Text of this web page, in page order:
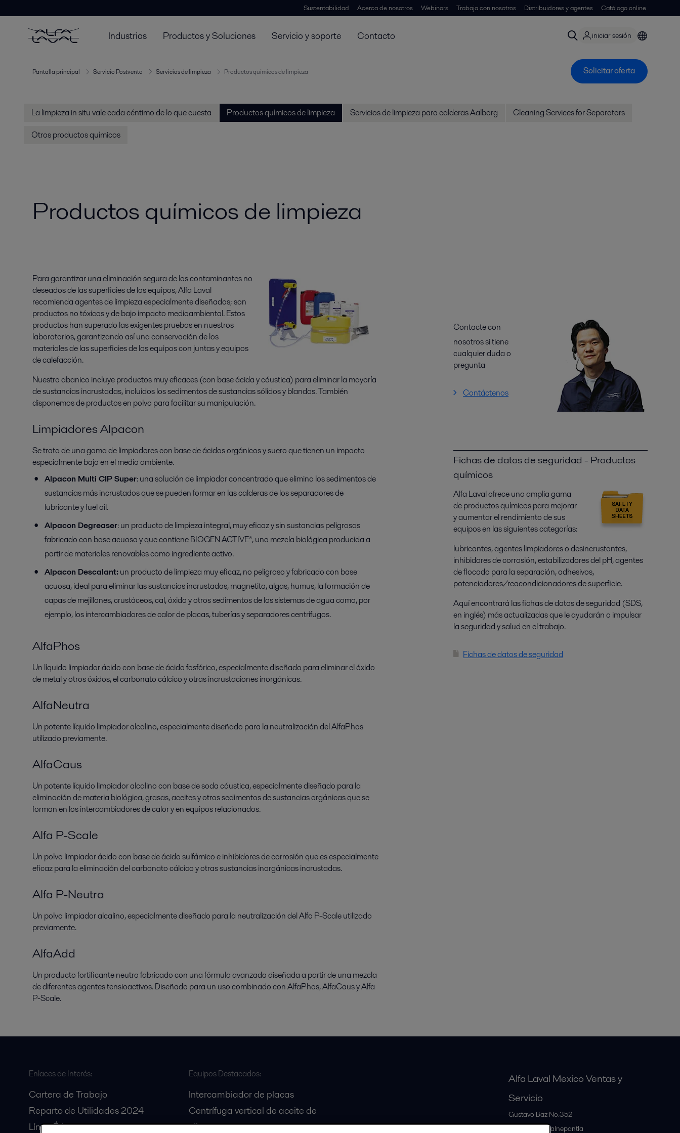
Sustentabilidad Acerca de nosotros Webinars Trabaja con nosotros Distribuidores y agentes Catálogo online
Industrias Productos y Soluciones Servicio y soporte Contacto iniciar sesión
Pantalla principal Servicio Postventa Servicios de limpieza Productos químicos de limpieza Solicitar oferta
La limpieza in situ vale cada céntimo de lo que cuesta Productos químicos de limpieza Servicios de limpieza para calderas Aalborg
Cleaning Services for Separators
Otros productos químicos
Productos químicos de limpieza
Para garantizar una eliminación segura de los contaminantes no
deseados de las superficies de los equipos, Alfa Laval
recomienda agentes de limpieza especialmente diseñados; son
productos no tóxicos y de bajo impacto medioambiental. Estos
productos han superado las exigentes pruebas en nuestros
laboratorios, garantizando así una conservación de los
materiales de las superficies de los equipos con juntas y equipos
de calefacción.
Nuestro abanico incluye productos muy eficaces (con base ácida y cáustica) para eliminar la mayoría
de sustancias incrustadas, incluidos los sedimentos de sustancias sólidos y blandos. También
disponemos de productos en polvo para facilitar su manipulación.
Limpiadores Alpacon
Se trata de una gama de limpiadores con base de ácidos orgánicos y suero que tienen un impacto
especialmente bajo en el medio ambiente.
Alpacon Multi CIP Super: una solución de limpiador concentrado que elimina los sedimentos de
sustancias más incrustados que se pueden formar en las calderas de los separadores de
lubricante y fuel oil.
Alpacon Degreaser:un producto de limpieza integral, muy eficaz y sin sustancias peligrosas
fabricado con base acuosa y que contiene BIOGEN ACTIVE®, una mezcla biológica producida a
partir de materiales renovables como ingrediente activo.
Alpacon Descalant:un producto de limpieza muy eficaz, no peligroso y fabricado con base
acuosa, ideal para eliminar las sustancias incrustadas, magnetita, algas, humus, la formación de
capas de mejillones, crustáceos, cal, óxido y otros sedimentos de los sistemas de agua como, por
ejemplo, los intercambiadores de calor de placas, tuberías y separadores centrífugos.
AlfaPhos
Un líquido limpiador ácido con base de ácido fosfórico, especialmente diseñado para eliminar el óxido
de metal y otros óxidos, el carbonato cálcico y otras incrustaciones inorgánicas.
AlfaNeutra
Un potente líquido limpiador alcalino, especialmente diseñado para la neutralización del AlfaPhos
utilizado previamente.
AlfaCaus
Un potente líquido limpiador alcalino con base de soda cáustica, especialmente diseñado para la
eliminación de materia biológica, grasas, aceites y otros sedimentos de sustancias orgánicas que se
forman en los intercambiadores de calor y en equipos relacionados.
Alfa P-Scale
Un polvo limpiador ácido con base de ácido sulfámico e inhibidores de corrosión que es especialmente
eficaz para la eliminación del carbonato cálcico y otras sustancias inorgánicas incrustadas.
Alfa P-Neutra
Un polvo limpiador alcalino, especialmente diseñado para la neutralización del Alfa P-Scale utilizado
previamente.
AlfaAdd
Un producto fortificante neutro fabricado con una fórmula avanzada diseñada a partir de una mezcla
de diferentes agentes tensioactivos. Diseñado para un uso combinado con AlfaPhos, AlfaCaus y Alfa
P-Scale.
Contacte con
nosotros si tiene
cualquier duda o
pregunta
Contáctenos
Fichas de datos de seguridad - Productos
químicos
Alfa Laval ofrece una amplia gama
de productos químicos para mejorar
y aumentar el rendimiento de sus
equipos en las siguientes categorías:
lubricantes, agentes limpiadores o desincrustantes,
inhibidores de corrosión, estabilizadores del pH, agentes
de flocado para la separación, adhesivos,
potenciadores/reacondicionadores de superficie.
Aquí encontrará las fichas de datos de seguridad (SDS,
en inglés) más actualizadas que le ayudarán a impulsar
la seguridad y salud en el trabajo.
Fichas de datos de seguridad
Enlaces de Interés:
Cartera de Trabajo
Reparto de Utilidades 2024
Línea Ética
Equipos Destacados:
Intercambiador de placas
Centrífuga vertical de aceite de
oliva
Alfa Laval Mexico Ventas y
Servicio
Gustavo Baz No.352
Tlalnepantla